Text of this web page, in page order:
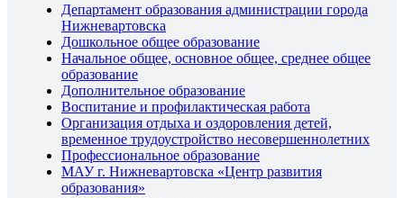
Департамент образования администрации города
Нижневартовска
Дошкольное общее образование
Начальное общее, основное общее, среднее общее
образование
Дополнительное образование
Воспитание и профилактическая работа
Организация отдыха и оздоровления детей,
временное трудоустройство несовершеннолетних
Профессиональное образование
МАУ г. Нижневартовска «Центр развития
образования»